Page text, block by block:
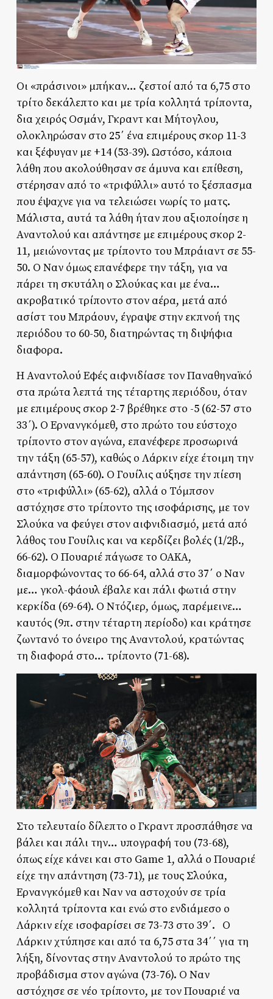
Οι «πράσινοι» μπήκαν… ζεστοί από τα 6,75 στο
τρίτο δεκάλεπτο και με τρία κολλητά τρίποντα,
δια χειρός Οσμάν, Γκραντ και Μήτογλου,
ολοκληρώσαν στο 25΄ ένα επιμέρους σκορ 11-3
και ξέφυγαν με +14 (53-39). Ωστόσο, κάποια
λάθη που ακολούθησαν σε άμυνα και επίθεση,
στέρησαν από το «τριφύλλι» αυτό το ξέσπασμα
που έψαχνε για να τελειώσει νωρίς το ματς.
Μάλιστα, αυτά τα λάθη ήταν που αξιοποίησε η
Αναντολού και απάντησε με επιμέρους σκορ 2-
11, μειώνοντας με τρίποντο του Μπράιαντ σε 55-
50. Ο Ναν όμως επανέφερε την τάξη, για να
πάρει τη σκυτάλη ο Σλούκας και με ένα…
ακροβατικό τρίποντο στον αέρα, μετά από
ασίστ του Μπράουν, έγραψε στην εκπνοή της
περιόδου το 60-50, διατηρώντας τη διψήφια
διαφορα.
Η Αναντολού Εφές αιφνιδίασε τον Παναθηναϊκό
στα πρώτα λεπτά της τέταρτης περιόδου, όταν
με επιμέρους σκορ 2-7 βρέθηκε στο -5 (62-57 στο
33΄). Ο Ερνανγκόμεθ, στο πρώτο του εύστοχο
τρίποντο στον αγώνα, επανέφερε προσωρινά
την τάξη (65-57), καθώς ο Λάρκιν είχε έτοιμη την
απάντηση (65-60). Ο Γουίλις αύξησε την πίεση
στο «τριφύλλι» (65-62), αλλά ο Τόμπσον
αστόχησε στο τρίποντο της ισοφάρισης, με τον
Σλούκα να φεύγει στον αιφνιδιασμό, μετά από
λάθος του Γουίλις και να κερδίζει βολές (1/2β.,
66-62). Ο Πουαριέ πάγωσε το ΟΑΚΑ,
διαμορφώνοντας το 66-64, αλλά στο 37΄ ο Ναν
με… γκολ-φάουλ έβαλε και πάλι φωτιά στην
κερκίδα (69-64). Ο Ντόζιερ, όμως, παρέμεινε…
καυτός (9π. στην τέταρτη περίοδο) και κράτησε
ζωντανό το όνειρο της Αναντολού, κρατώντας
τη διαφορά στο… τρίποντο (71-68).
Στο τελευταίο δίλεπτο ο Γκραντ προσπάθησε να
βάλει και πάλι την… υπογραφή του (73-68),
όπως είχε κάνει και στο Game 1, αλλά ο Πουαριέ
είχε την απάντηση (73-71), με τους Σλούκα,
Ερνανγκόμεθ και Ναν να αστοχούν σε τρία
κολλητά τρίποντα και ενώ στο ενδιάμεσο ο
Λάρκιν είχε ισοφαρίσει σε 73-73 στο 39΄. Ο
Λάρκιν χτύπησε και από τα 6,75 στα 34΄΄ για τη
λήξη, δίνοντας στην Αναντολού το πρώτο της
προβάδισμα στον αγώνα (73-76). Ο Ναν
αστόχησε σε νέο τρίποντο, με τον Πουαριέ να